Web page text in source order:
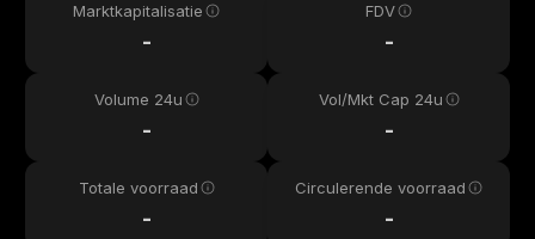
Marktkapitalisatie
-
FDV
-
Volume 24u
-
Vol/Mkt Cap 24u
-
Totale voorraad
-
Circulerende voorraad
-